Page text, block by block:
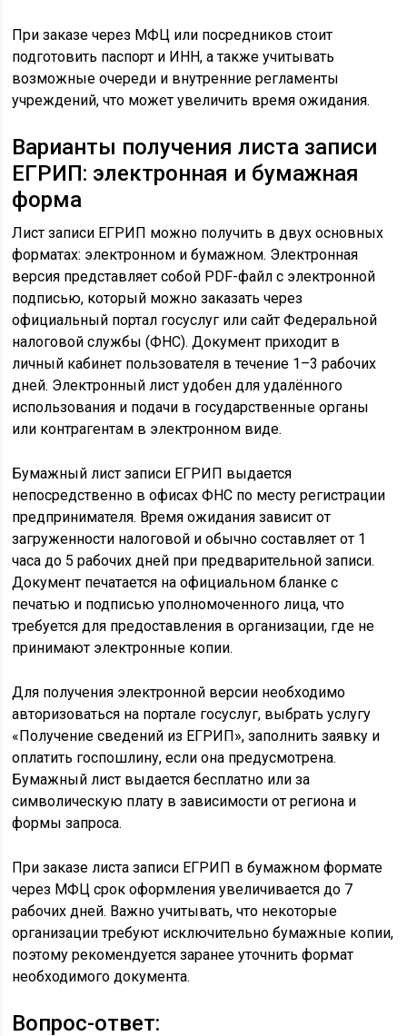
При заказе через МФЦ или посредников стоит
подготовить паспорт и ИНН, а также учитывать
возможные очереди и внутренние регламенты
учреждений, что может увеличить время ожидания.
Варианты получения листа записи
ЕГРИП: электронная и бумажная
форма
Лист записи ЕГРИП можно получить в двух основных
форматах: электронном и бумажном. Электронная
версия представляет собой PDF-файл с электронной
подписью, который можно заказать через
официальный портал госуслуг или сайт Федеральной
налоговой службы (ФНС). Документ приходит в
личный кабинет пользователя в течение 1–3 рабочих
дней. Электронный лист удобен для удалённого
использования и подачи в государственные органы
или контрагентам в электронном виде.
Бумажный лист записи ЕГРИП выдается
непосредственно в офисах ФНС по месту регистрации
предпринимателя. Время ожидания зависит от
загруженности налоговой и обычно составляет от 1
часа до 5 рабочих дней при предварительной записи.
Документ печатается на официальном бланке с
печатью и подписью уполномоченного лица, что
требуется для предоставления в организации, где не
принимают электронные копии.
Для получения электронной версии необходимо
авторизоваться на портале госуслуг, выбрать услугу
«Получение сведений из ЕГРИП», заполнить заявку и
оплатить госпошлину, если она предусмотрена.
Бумажный лист выдается бесплатно или за
символическую плату в зависимости от региона и
формы запроса.
При заказе листа записи ЕГРИП в бумажном формате
через МФЦ срок оформления увеличивается до 7
рабочих дней. Важно учитывать, что некоторые
организации требуют исключительно бумажные копии,
поэтому рекомендуется заранее уточнить формат
необходимого документа.
Вопрос-ответ: